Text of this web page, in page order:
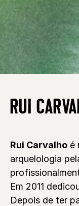
RUI
Rui Carvalho é
arquelologia
Em 2011
Depois de ter